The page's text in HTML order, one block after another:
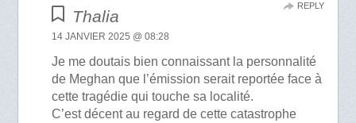
Thalia
14 JANVIER 2025 @ 08:28
Je me doutais bien connaissant la personnalité
de Meghan que l’émission serait reportée face à
cette tragédie qui touche sa localité.
C’est décent au regard de cette catastrophe
REPLY